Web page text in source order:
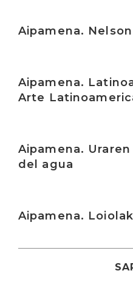
Aipamena.
Aipamena.
Arte
Aipamena.
del agua
Aipamena.